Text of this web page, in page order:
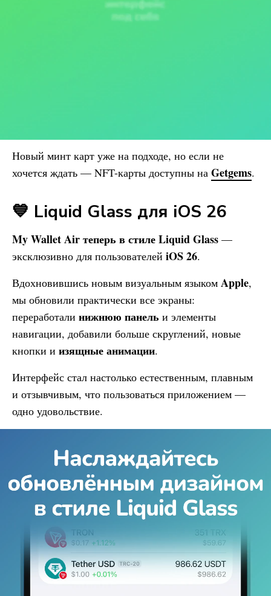
Новый минт карт уже на подходе, но если не
хочется ждать — NFT-карты доступны на Getgems.
💙 Liquid Glass для iOS 26
My WalletAir теперь в стиле Liquid Glass —
эксклюзивно для пользователей iOS 26.
Вдохновившись новым визуальным языком Apple,
мы обновили практически все экраны:
переработали нижнюю панель и элементы
навигации, добавили больше скруглений, новые
кнопки и изящные анимации.
Интерфейс стал настолько естественным, плавным
и отзывчивым, что пользоваться приложением —
одно удовольствие.